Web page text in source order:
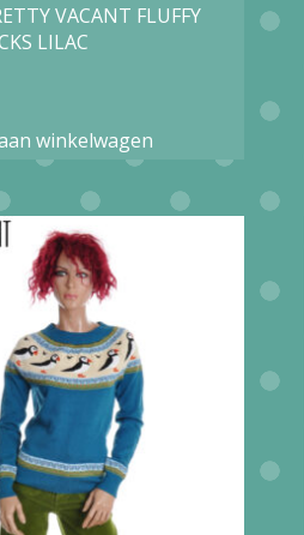
VACANT FLUFFY
LILAC
winkelwagen